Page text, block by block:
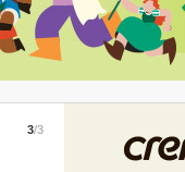
3/3